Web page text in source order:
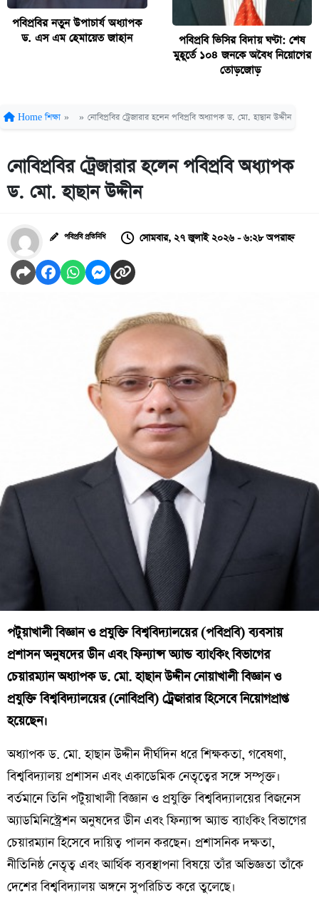
পবিপ্রবির নতুন উপাচার্য অধ্যাপক
ড. এস এম হেমায়েত জাহান
পবিপ্রবি ভিসির বিদায় ঘণ্টা: শেষ
মুহূর্তে ১০৪ জনকে অবৈধ নিয়োগের
তোড়জোড়
Home শিক্ষা » » নোবিপ্রবির ট্রেজারার হলেন পবিপ্রবি অধ্যাপক ড. মো. হাছান উদ্দীন
নোবিপ্রবির ট্রেজারার হলেন পবিপ্রবি অধ্যাপক
ড. মো. হাছান উদ্দীন
পবিপ্রবি প্রতিনিধি সোমবার, ২৭ জুলাই ২০২৬ - ৬:২৮ অপরাহ্ন
পটুয়াখালী বিজ্ঞান ও প্রযুক্তি বিশ্ববিদ্যালয়ের (পবিপ্রবি) ব্যবসায়
প্রশাসন অনুষদের ডীন এবং ফিন্যান্স অ্যান্ড ব্যাংকিং বিভাগের
চেয়ারম্যান অধ্যাপক ড. মো. হাছান উদ্দীন নোয়াখালী বিজ্ঞান ও
প্রযুক্তি বিশ্ববিদ্যালয়ের (নোবিপ্রবি) ট্রেজারার হিসেবে নিয়োগপ্রাপ্ত
হয়েছেন।
অধ্যাপক ড. মো. হাছান উদ্দীন দীর্ঘদিন ধরে শিক্ষকতা, গবেষণা,
বিশ্ববিদ্যালয় প্রশাসন এবং একাডেমিক নেতৃত্বের সঙ্গে সম্পৃক্ত।
বর্তমানে তিনি পটুয়াখালী বিজ্ঞান ও প্রযুক্তি বিশ্ববিদ্যালয়ের বিজনেস
অ্যাডমিনিস্ট্রেশন অনুষদের ডীন এবং ফিন্যান্স অ্যান্ড ব্যাংকিং বিভাগের
চেয়ারম্যান হিসেবে দায়িত্ব পালন করছেন। প্রশাসনিক দক্ষতা,
নীতিনিষ্ঠ নেতৃত্ব এবং আর্থিক ব্যবস্থাপনা বিষয়ে তাঁর অভিজ্ঞতা তাঁকে
দেশের বিশ্ববিদ্যালয় অঙ্গনে সুপরিচিত করে তুলেছে।